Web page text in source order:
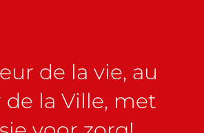
de la vie, au
de la Ville, met